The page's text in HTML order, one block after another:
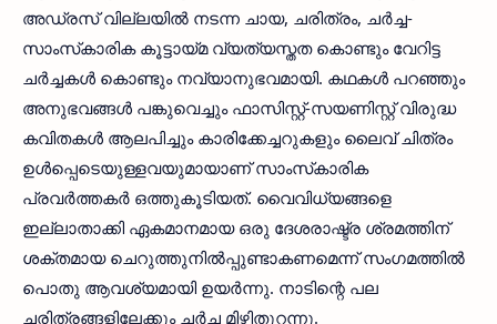
അഡ്രസ് വില്ലയില്‍ നടന്ന ചായ, ചരിത്രം, ചര്‍ച്ച-
സാംസ്‌കാരിക കൂട്ടായ്മ വ്യത്യസ്തത കൊണ്ടും വേറിട്ട
ചര്‍ച്ചകള്‍ കൊണ്ടും നവ്യാനുഭവമായി. കഥകള്‍ പറഞ്ഞും
അനുഭവങ്ങള്‍ പങ്കുവെച്ചും ഫാസിസ്റ്റ്-സയണിസ്റ്റ് വിരുദ്ധ
കവിതകള്‍ ആലപിച്ചും കാരിക്കേച്ചറുകളും ലൈവ് ചിത്രം
ഉള്‍പ്പെടെയുള്ളവയുമായാണ് സാംസ്‌കാരിക
പ്രവര്‍ത്തകര്‍ ഒത്തുകൂടിയത്. വൈവിധ്യങ്ങളെ
ഇല്ലാതാക്കി ഏകമാനമായ ഒരു ദേശരാഷ്ട്ര ശ്രമത്തിന്
ശക്തമായ ചെറുത്തുനില്‍പ്പുണ്ടാകണമെന്ന് സംഗമത്തില്‍
പൊതു ആവശ്യമായി ഉയര്‍ന്നു. നാടിന്റെ പല
ചരിത്രങ്ങളിലേക്കും ചര്‍ച്ച മിഴിതുറന്നു.